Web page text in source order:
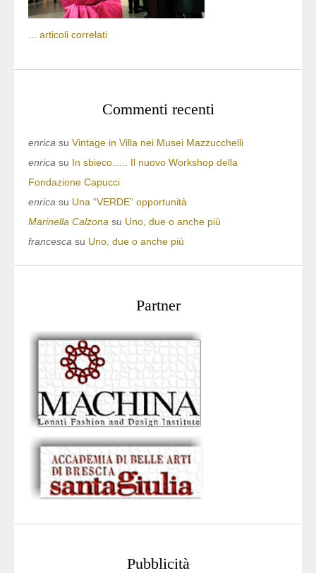
articoli correlati
Commenti recenti
enrica su Vintage in Villa nei Musei Mazzucchelli
enrica su In sbieco….. Il nuovo Workshop della
Fondazione Capucci
enrica su Una “VERDE” opportunità
Marinella Calzona su Uno, due o anche più
francesca su Uno, due o anche più
Partner
Pubblicità